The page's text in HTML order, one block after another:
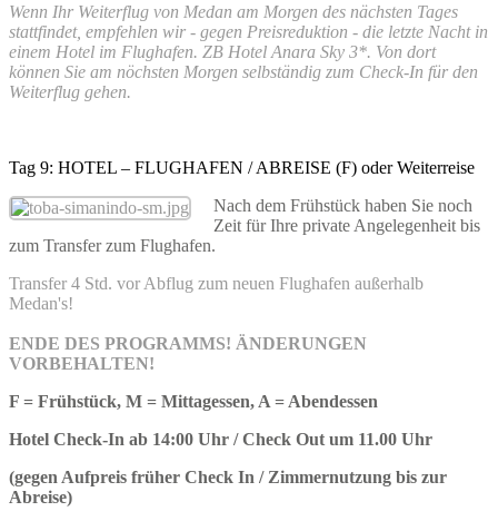
Wenn Ihr Weiterflug von Medan am Morgen des nächsten Tages
stattfindet, empfehlen wir - gegen Preisreduktion - die letzte Nacht in
einem Hotel im Flughafen. ZB Hotel Anara Sky 3*. Von dort
können Sie am nöchsten Morgen selbständig zum Check-In für den
Weiterflug gehen.
Tag 9: HOTEL – FLUGHAFEN / ABREISE (F) oder Weiterreise
Nach dem Frühstück haben Sie noch
Zeit für Ihre private Angelegenheit bis
zum Transfer zum Flughafen.
Transfer 4 Std. vor Abflug zum neuen Flughafen außerhalb
Medan's!
ENDE DES PROGRAMMS! ÄNDERUNGEN
VORBEHALTEN!
F = Frühstück, M = Mittagessen, A = Abendessen
Hotel Check-In ab 14:00 Uhr / Check Out um 11.00 Uhr
(gegen Aufpreis früher Check In / Zimmernutzung bis zur
Abreise)